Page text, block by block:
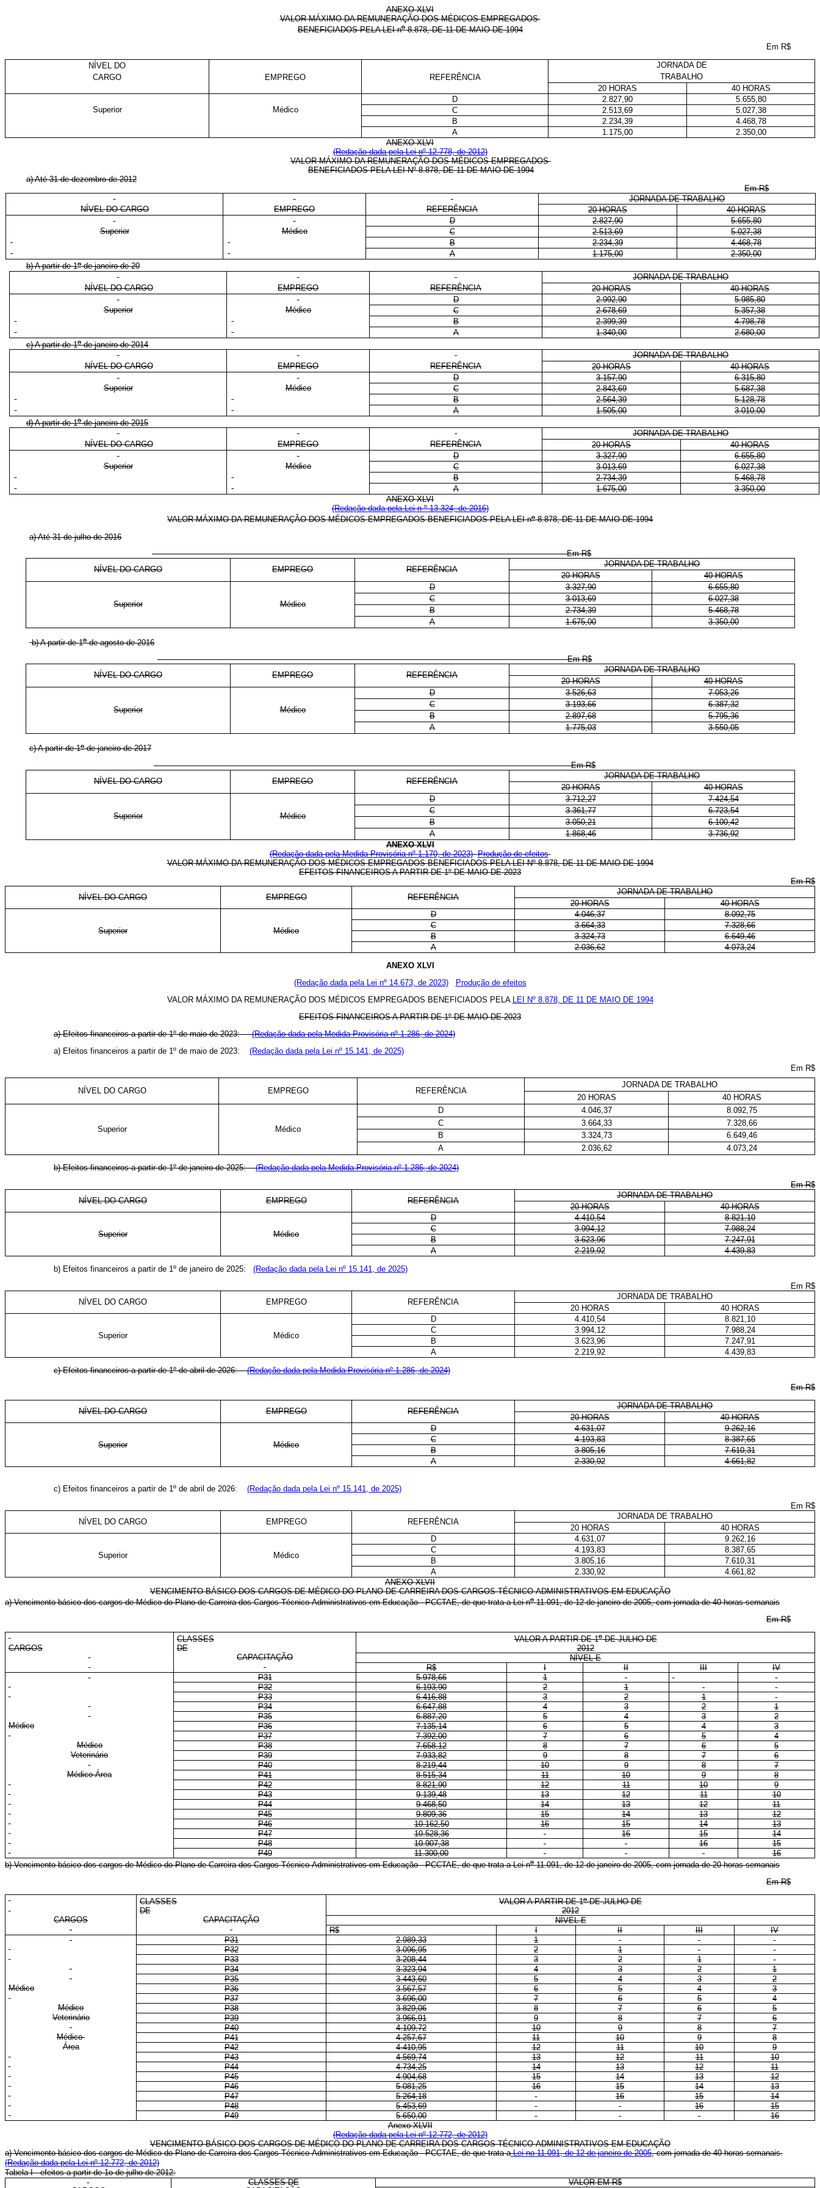
ANEXO XLVI
VALOR MÁXIMO DA REMUNERAÇÃO DOS MÉDICOS EMPREGADOS
BENEFICIADOS PELA LEI no8.878, DE 11 DE MAIO DE 1994
Em R$
NÍVEL DO
JORNADA DE
CARGO
EMPREGO REFERÊNCIA
TRABALHO
20 HORAS
40 HORAS
D
2.827,90
5.655,80
Superior
Médico C 2.513,69
5.027,38
B
2.234,39
4.468,78
A
1.175,00
2.350,00
ANEXO XLVI
(Redação dada pela Lei nº 12.778, de 2012)
VALOR MÁXIMO DA REMUNERAÇÃO DOS MÉDICOS EMPREGADOS
BENEFICIADOS PELA LEI Nº 8.878, DE 11 DE MAIO DE 1994
a) Até 31 de dezembro de 2012
Em R$
JORNADA DE TRABALHO
NÍVEL DO CARGO
EMPREGO REFERÊNCIA 20 HORAS
40 HORAS
D
2.827,90
5.655,80
Superior
Médico C 2.513,69
5.027,38
B
2.234,39
4.468,78
A
1.175,00
2.350,00
b) A partir de 1ode janeiro de 20
JORNADA DE TRABALHO
NÍVEL DO CARGO
EMPREGO REFERÊNCIA 20 HORAS
40 HORAS
D
2.992,90
5.985,80
Superior
Médico C 2.678,69
5.357,38
B
2.399,39
4.798,78
A
1.340,00
2.680,00
c) A partir de 1ode janeiro de 2014
JORNADA DE TRABALHO
NÍVEL DO CARGO
EMPREGO REFERÊNCIA 20 HORAS
40 HORAS
D
3.157,90
6.315,80
Superior
Médico C 2.843,69
5.687,38
B
2.564,39
5.128,78
A
1.505,00
3.010,00
d) A partir de 1ode janeiro de 2015
JORNADA DE TRABALHO
NÍVEL DO CARGO
EMPREGO REFERÊNCIA 20 HORAS
40 HORAS
D
3.327,90
6.655,80
Superior
Médico C 3.013,69
6.027,38
B
2.734,39
5.468,78
A
1.675,00
3.350,00
ANEXO XLVI
(Redação dada pela Lei n º 13.324, de 2016)
VALOR MÁXIMO DA REMUNERAÇÃO DOS MÉDICOS EMPREGADOS BENEFICIADOS PELA LEI no8.878, DE 11 DE MAIO DE 1994
a) Até 31 de julho de 2016
Em R$
NÍVEL DO CARGO
EMPREGO REFERÊNCIA
JORNADA DE TRABALHO
20 HORAS
40 HORAS
Superior Médico
D 3.327,90
6.655,80
C
3.013,69
6.027,38
B
2.734,39
5.468,78
A
1.675,00 3.350,00
b) A partir de 1ode agosto de 2016
Em R$
NÍVEL DO CARGO
EMPREGO REFERÊNCIA
JORNADA DE TRABALHO
20 HORAS
40 HORAS
Superior Médico
D 3.526,63
7.053,26
C
3.193,66
6.387,32
B
2.897,68
5.795,36
A
1.775,03 3.550,05
c) A partir de 1ode janeiro de 2017
Em R$
NÍVEL DO CARGO
EMPREGO REFERÊNCIA
JORNADA DE TRABALHO
20 HORAS
40 HORAS
Superior Médico
D 3.712,27
7.424,54
C
3.361,77
6.723,54
B
3.050,21
6.100,42
A
1.868,46
3.736,92
ANEXO XLVI
(Redação dada pela Medida Provisória nº 1.170, de 2023) Produção de efeitos
VALOR MÁXIMO DA REMUNERAÇÃO DOS MÉDICOS EMPREGADOS BENEFICIADOS PELA LEI Nº 8.878, DE 11 DE MAIO DE 1994
EFEITOS FINANCEIROS A PARTIR DE 1º DE MAIO DE 2023
Em R$
NÍVEL DO CARGO
EMPREGO REFERÊNCIA
JORNADA DE TRABALHO
20 HORAS
40 HORAS
Superior Médico
D 4.046,37
8.092,75
C
3.664,33
7.328,66
B
3.324,73
6.649,46
A
2.036,62
4.073,24
ANEXO XLVI
(Redação dada pela Lei nº 14.673, de 2023)
Produção de efeitos
VALOR MÁXIMO DA REMUNERAÇÃO DOS MÉDICOS EMPREGADOS BENEFICIADOS PELA LEI Nº 8.878, DE 11 DE MAIO DE 1994
EFEITOS FINANCEIROS A PARTIR DE 1º DE MAIO DE 2023
a) Efeitos financeiros a partir de 1º de maio de 2023:
(Redação dada pela Medida Provisória nº 1.286, de 2024)
a) Efeitos financeiros a partir de 1º de maio de 2023: (Redação dada pela Lei nº 15.141, de 2025)
Em R$
NÍVEL DO CARGO EMPREGO REFERÊNCIA
JORNADA DE TRABALHO
20 HORAS
40 HORAS
Superior Médico
D 4.046,37
8.092,75
C
3.664,33
7.328,66
B
3.324,73
6.649,46
A
2.036,62 4.073,24
b) Efeitos financeiros a partir de 1º de janeiro de 2025:
(Redação dada pela Medida Provisória nº 1.286, de 2024)
Em R$
NÍVEL DO CARGO
EMPREGO REFERÊNCIA
JORNADA DE TRABALHO
20 HORAS
40 HORAS
Superior Médico
D 4.410,54
8.821,10
C
3.994,12
7.988,24
B
3.623,96
7.247,91
A
2.219,92
4.439,83
b) Efeitos financeiros a partir de 1º de janeiro de 2025: (Redação dada pela Lei nº 15.141, de 2025)
Em R$
NÍVEL DO CARGO
EMPREGO REFERÊNCIA
JORNADA DE TRABALHO
20 HORAS
40 HORAS
Superior Médico
D 4.410,54
8.821,10
C
3.994,12
7.988,24
B
3.623,96
7.247,91
A
2.219,92
4.439,83
c) Efeitos financeiros a partir de 1º de abril de 2026:
(Redação dada pela Medida Provisória nº 1.286, de 2024)
Em R$
NÍVEL DO CARGO EMPREGO REFERÊNCIA
JORNADA DE TRABALHO
20 HORAS
40 HORAS
Superior Médico
D 4.631,07
9.262,16
C
4.193,83
8.387,65
B
3.805,16
7.610,31
A
2.330,92 4.661,82
c) Efeitos financeiros a partir de 1º de abril de 2026: (Redação dada pela Lei nº 15.141, de 2025)
Em R$
NÍVEL DO CARGO
EMPREGO REFERÊNCIA
JORNADA DE TRABALHO
20 HORAS
40 HORAS
Superior Médico
D 4.631,07
9.262,16
C
4.193,83
8.387,65
B
3.805,16
7.610,31
A
2.330,92
4.661,82
ANEXO XLVII
VENCIMENTO BÁSICO DOS CARGOS DE MÉDICO DO PLANO DE CARREIRA DOS CARGOS TÉCNICO-ADMINISTRATIVOS EM EDUCAÇÃO
a) Vencimento básico dos cargos de Médico do Plano de Carreira dos Cargos Técnico-Administrativos em Educação - PCCTAE, de que trata a Lei no11.091, de 12 de janeiro de 2005, com jornada de 40 horas semanais
Em R$
CLASSES VALOR A PARTIR DE 1oDE JULHO DE
CARGOS
DE
2012
CAPACITAÇÃO
NÍVEL E
R$
I II III
IV
P31
5.978,66
1
P32
6.193,90 2
1
P33
6.416,88 3 2
1
P34
6.647,88 4 3 2
1
P35
6.887,20 5 4 3
2
Médico
P36 7.135,14 6 5 4
3
P37
7.392,00 7 6 5
4
Médico
P38 7.658,12 8 7 6
5
Veterinário
P39 7.933,82 9 8 7
6
P40
8.219,44 10 9 8
7
Médico-Área
P41 8.515,34 11 10 9
8
P42
8.821,90 12 11 10
9
P43
9.139,48 13 12 11
10
P44
9.468,50 14 13 12
11
P45
9.809,36 15 14 13
12
P46
10.162,50 16 15 14
13
P47
10.528,36 16 15
14
P48
10.907,38 16
15
P49
11.300,00
16
b) Vencimento básico dos cargos de Médico do Plano de Carreira dos Cargos Técnico-Administrativos em Educação - PCCTAE, de que trata a Lei no11.091, de 12 de janeiro de 2005, com jornada de 20 horas semanais
Em R$
CLASSES VALOR A PARTIR DE 1oDE JULHO DE
DE
2012
CARGOS
CAPACITAÇÃO
NÍVEL E
R$
I II III
IV
P31
2.989,33
1
P32
3.096,95 2
1
P33
3.208,44 3 2
1
P34
3.323,94 4 3 2
1
P35
3.443,60 5 4 3
2
Médico
P36 3.567,57 6 5 4
3
P37
3.696,00 7 6 5
4
Médico
P38 3.829,06 8 7 6
5
Veterinário
P39 3.966,91 9 8 7
6
P40
4.109,72 10 9 8
7
Médico-
P41 4.257,67 11 10 9
8
Área
P42 4.410,95 12 11 10
9
P43
4.569,74 13 12 11
10
P44
4.734,25 14 13 12
11
P45
4.904,68 15 14 13
12
P46
5.081,25 16 15 14
13
P47
5.264,18 16 15
14
P48
5.453,69 16
15
P49
5.650,00
16
Anexo XLVII
(Redação dada pela Lei nº 12.772, de 2012)
VENCIMENTO BÁSICO DOS CARGOS DE MÉDICO DO PLANO DE CARREIRA DOS CARGOS TÉCNICO-ADMINISTRATIVOS EM EDUCAÇÃO
a) Vencimento básico dos cargos de Médico do Plano de Carreira dos Cargos Técnico-Administrativos em Educação - PCCTAE, de que trata aLei no 11.091, de 12 de janeiro de 2005, com jornada de 40 horas semanais.
(Redação dada pela Lei nº 12.772, de 2012)
Tabela I - efeitos a partir de 1o de julho de 2012:
CLASSES DE
VALOR EM R$